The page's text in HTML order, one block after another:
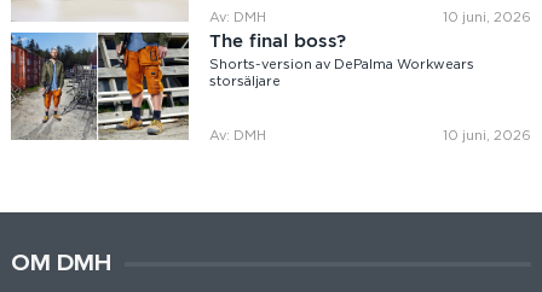
Av: DMH 10 juni, 2026
The final boss?
Shorts-version av DePalma Workwears
storsäljare
Av: DMH 10 juni, 2026
OM DMH